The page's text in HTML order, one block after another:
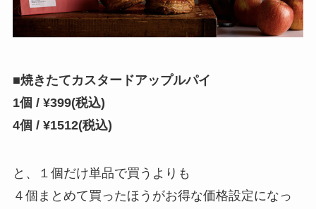
■焼きたてカスタードアップルパイ
1個 / ¥399(税込)
4個 / ¥1512(税込)
と、１個だけ単品で買うよりも
４個まとめて買ったほうがお得な価格設定になっ